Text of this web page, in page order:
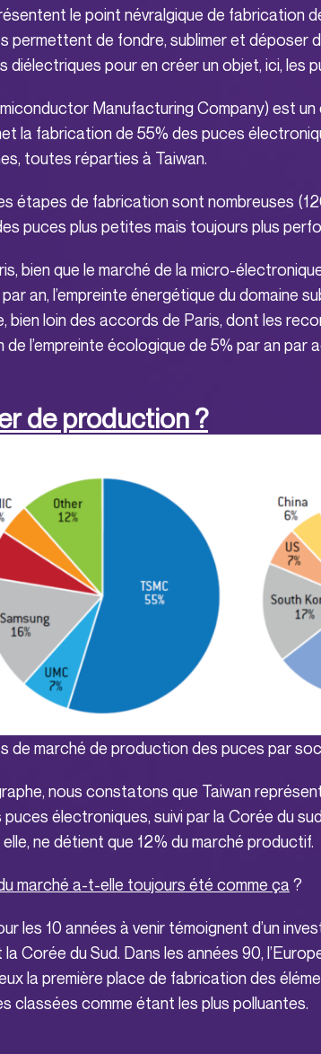
le point névralgique de fabrication
permettent de fondre, sublimer et déposer
diélectriques pour en créer un objet, ici, les
Manufacturing Company) est
la fabrication de 55% des puces
toutes réparties à Taiwan.
étapes de fabrication sont nombreuses
puces plus petites mais toujours plus
bien que le marché de la micro-
an, l’empreinte énergétique du domaine
bien loin des accords de Paris, dont les
de l’empreinte écologique de 5% par an par
de production ?
de marché de production des puces par
nous constatons que Taiwan
électroniques, suivi par la Corée du
elle, ne détient que 12% du marché productif.
marché a-t-elle toujours été comme ça ?
les 10 années à venir témoignent d’un
la Corée du Sud. Dans les années 90,
la première place de fabrication des
classées comme étant les plus polluantes.